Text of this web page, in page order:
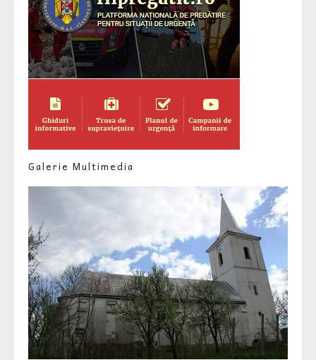
Galerie Multimedia